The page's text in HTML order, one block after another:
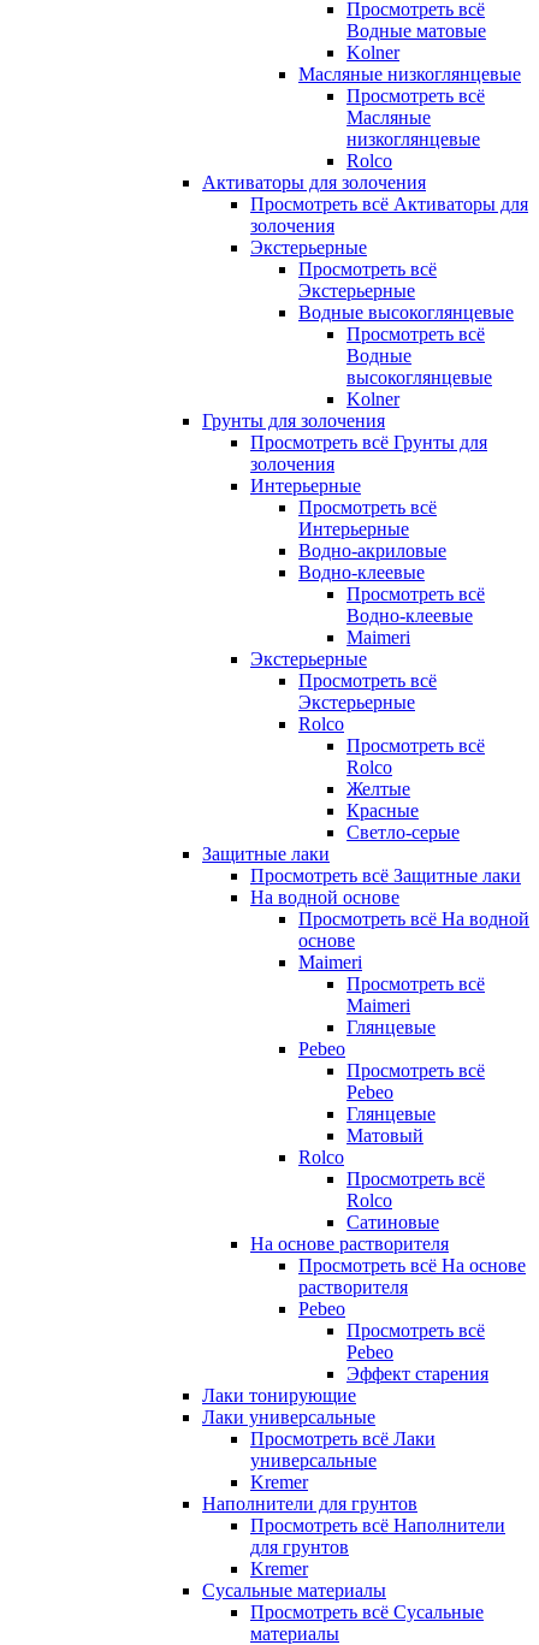
Просмотреть всё
Водные матовые
Kolner
Масляные низкоглянцевые
Просмотреть всё
Масляные
низкоглянцевые
Rolco
Активаторы для золочения
Просмотреть всё Активаторы для
золочения
Экстерьерные
Просмотреть всё
Экстерьерные
Водные высокоглянцевые
Просмотреть всё
Водные
высокоглянцевые
Kolner
Грунты для золочения
Просмотреть всё Грунты для
золочения
Интерьерные
Просмотреть всё
Интерьерные
Водно-акриловые
Водно-клеевые
Просмотреть всё
Водно-клеевые
Maimeri
Экстерьерные
Просмотреть всё
Экстерьерные
Rolco
Просмотреть всё
Rolco
Желтые
Красные
Светло-серые
Защитные лаки
Просмотреть всё Защитные лаки
На водной основе
Просмотреть всё На водной
основе
Maimeri
Просмотреть всё
Maimeri
Глянцевые
Pebeo
Просмотреть всё
Pebeo
Глянцевые
Матовый
Rolco
Просмотреть всё
Rolco
Сатиновые
На основе растворителя
Просмотреть всё На основе
растворителя
Pebeo
Просмотреть всё
Pebeo
Эффект старения
Лаки тонирующие
Лаки универсальные
Просмотреть всё Лаки
универсальные
Kremer
Наполнители для грунтов
Просмотреть всё Наполнители
для грунтов
Kremer
Сусальные материалы
Просмотреть всё Сусальные
материалы